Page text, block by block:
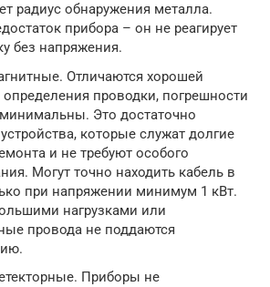
радиус обнаружения металла.
прибора – он не реагирует
без напряжения.
Отличаются хорошей
проводки, погрешности
Это достаточно
которые служат долгие
и не требуют особого
Могут точно находить кабель в
при напряжении минимум 1 кВт.
нагрузками или
провода не поддаются
Приборы не